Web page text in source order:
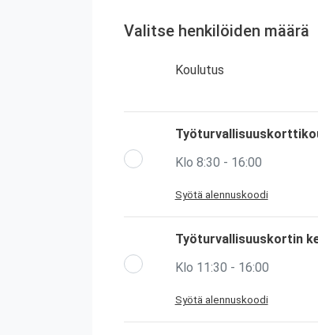
Valitse henkilöiden määrä
Koulutus
Klo 8:30 - 16:00
Syötä alennuskoodi
Työturvallisuuskortin
Klo 11:30 - 16:00
Syötä alennuskoodi